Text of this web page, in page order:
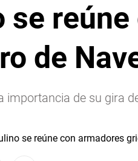
se
de
importancia de su gira